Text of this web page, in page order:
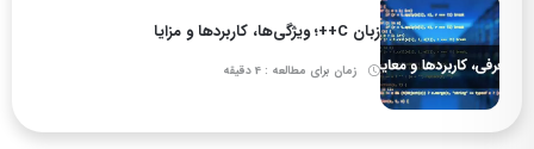
زبان C++؛ ویژگی‌ها، کاربردها و مزایا
زمان برای مطالعه : 4 دقیقه